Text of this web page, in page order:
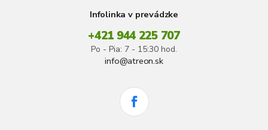
Infolinka v prevádzke
+421 944 225 707
Po - Pia: 7 - 15:30 hod.
info@atreon.sk